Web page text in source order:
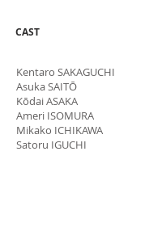
CAST
Kentaro SAKAGUCHI
Asuka SAITŌ
Kōdai ASAKA
Ameri ISOMURA
Mikako ICHIKAWA
Satoru IGUCHI